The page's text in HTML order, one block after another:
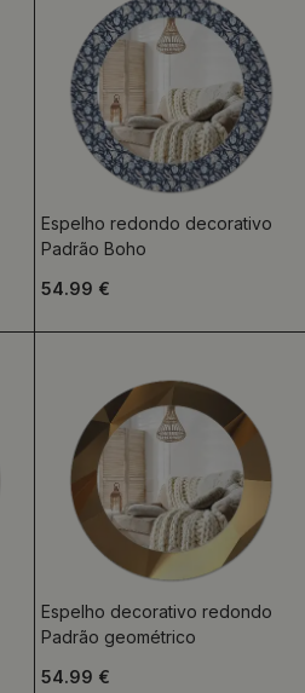
Espelho redondo decorativo
Padrão Boho
54.99 €
Espelho decorativo redondo
Padrão geométrico
54.99 €